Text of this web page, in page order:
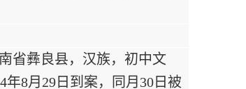
省彝良县，汉族，初中文
8月29日到案，同月30日被